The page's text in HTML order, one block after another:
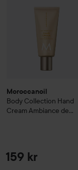
Moroccanoil
Body Collection Hand
Cream Ambiance de
159 kr